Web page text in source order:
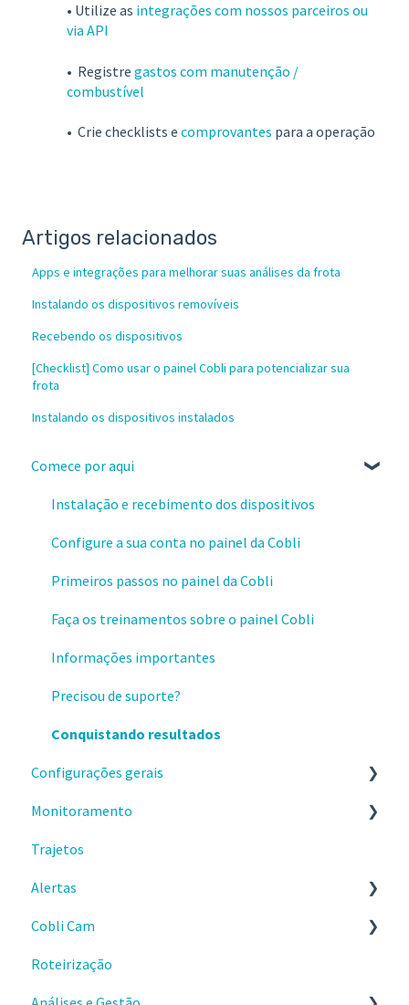
• Utilize as integrações com nossos parceiros ou
via API
• Registre gastos com manutenção /
combustível
• Crie checklists e comprovantes para a operação
Artigos relacionados
Apps e integrações para melhorar suas análises da frota
Instalando os dispositivos removíveis
Recebendo os dispositivos
[Checklist] Como usar o painel Cobli para potencializar sua
frota
Instalando os dispositivos instalados
Comece por aqui
Instalação e recebimento dos dispositivos
Configure a sua conta no painel da Cobli
Primeiros passos no painel da Cobli
Faça os treinamentos sobre o painel Cobli
Informações importantes
Precisou de suporte?
Conquistando resultados
Configurações gerais
Configurações
Celular
Gastos
Frota
Entrega de dispositivos
Monitoramento
Painel Principal
Locais de interesse
Trajetos
Alertas
Comece por aqui
Tipos de alertas e seus detalhes
Cobli Cam
Funcionamento da câmera
Roteirização